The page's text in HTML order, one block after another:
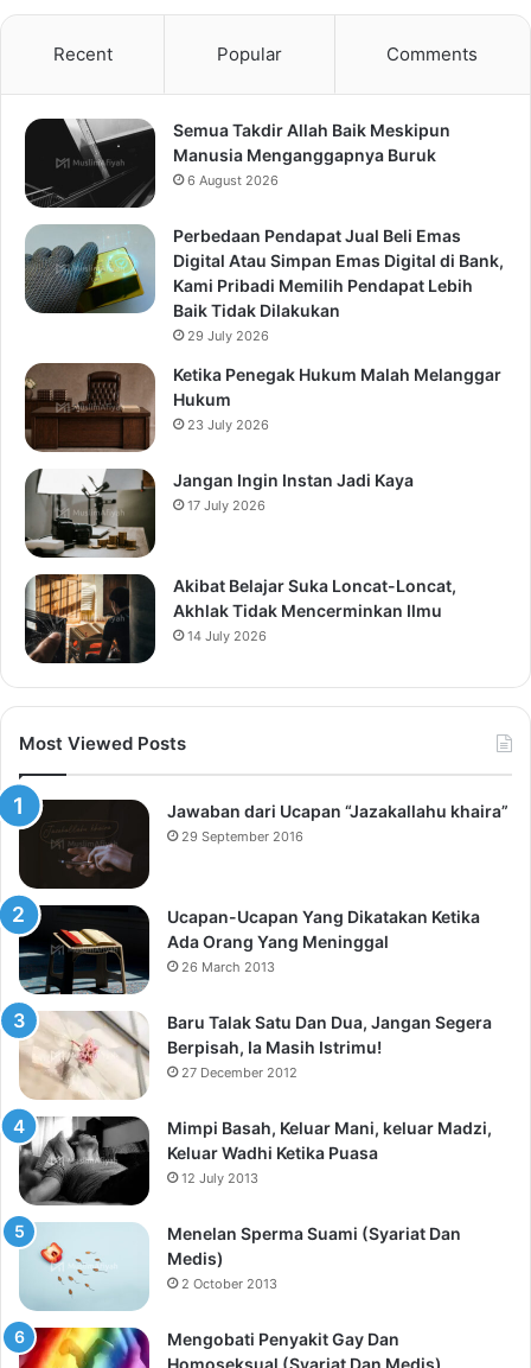
Recent Popular Comments
Semua Takdir Allah Baik Meskipun
Manusia Menganggapnya Buruk
6 August 2026
Perbedaan Pendapat Jual Beli Emas
Digital Atau Simpan Emas Digital di Bank,
Kami Pribadi Memilih Pendapat Lebih
Baik Tidak Dilakukan
29 July 2026
Ketika Penegak Hukum Malah Melanggar
Hukum
23 July 2026
Jangan Ingin Instan Jadi Kaya
17 July 2026
Akibat Belajar Suka Loncat-Loncat,
Akhlak Tidak Mencerminkan Ilmu
14 July 2026
Most Viewed Posts
Jawaban dari Ucapan “Jazakallahu khaira”
29 September 2016
Ucapan-Ucapan Yang Dikatakan Ketika
Ada Orang Yang Meninggal
26 March 2013
Baru Talak Satu Dan Dua, Jangan Segera
Berpisah, Ia Masih Istrimu!
27 December 2012
Mimpi Basah, Keluar Mani, keluar Madzi,
Keluar Wadhi Ketika Puasa
12 July 2013
Menelan Sperma Suami (Syariat Dan
Medis)
2 October 2013
Mengobati Penyakit Gay Dan
Homoseksual (Syariat Dan Medis)